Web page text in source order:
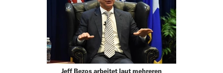
Jeff Bezos arbeitet laut mehreren